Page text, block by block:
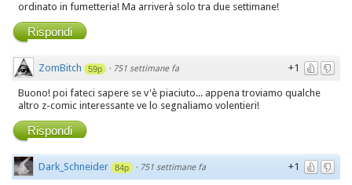
ordinato in fumetteria! Ma arriverà solo tra due settimane!
Rispondi
+1
ZomBitch 59p · 751 settimane fa
Buono! poi fateci sapere se v'è piaciuto... appena troviamo qualche
altro z-comic interessante ve lo segnaliamo volentieri!
Rispondi
+1
Dark_Schneider 84p · 751 settimane fa